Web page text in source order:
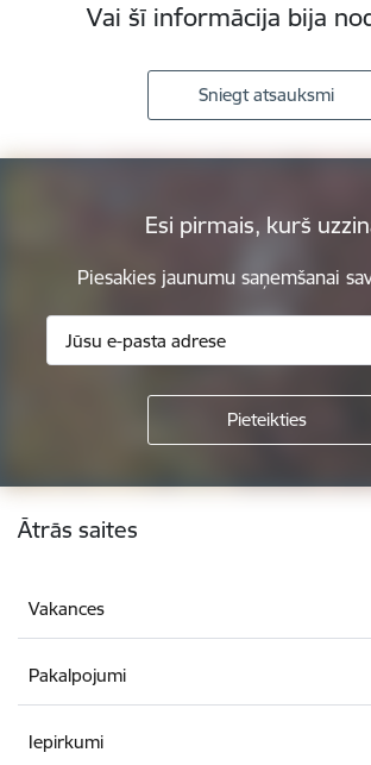
Vai šī informācija bija
Sniegt atsauksmi
Esi pirmais, kurš
Piesakies jaunumu saņemšanai
Kājene
Ātrās saites
Vakances
Pakalpojumi
Iepirkumi